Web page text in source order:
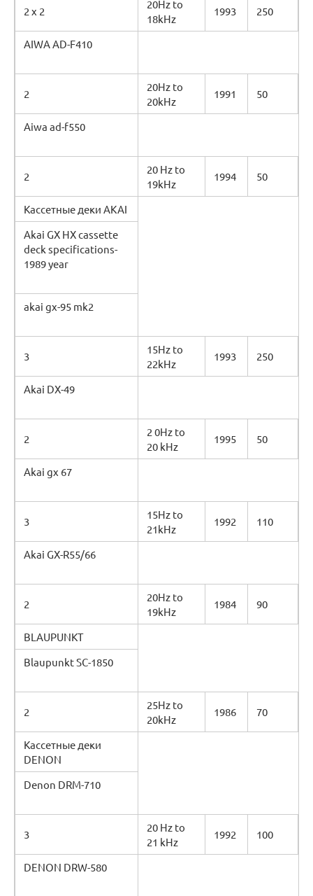
2 x 2
20Hz to
18kHz
1993 250
AIWA AD-F410
2
20Hz to
20kHz
1991 50
Aiwa ad-f550
2
20 Hz to
19kHz
1994 50
Кассетные деки AKAI
Akai GX HX cassette
deck specifications-
1989 year
akai gx-95 mk2
3
15Hz to
22kHz
1993 250
Akai DX-49
2
2 0Hz to
20 kHz
1995 50
Akai gx 67
3
15Hz to
21kHz
1992 110
Akai GX-R55/66
2
20Hz to
19kHz
1984 90
BLAUPUNKT
Blaupunkt SC-1850
2
25Hz to
20kHz
1986 70
Кассетные деки
DENON
Denon DRM-710
3
20 Hz to
21 kHz
1992 100
DENON DRW-580